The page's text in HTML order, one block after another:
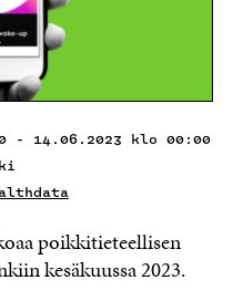
- 14.06.2023 klo 00:00
poikkitieteellisen
kesäkuussa 2023.